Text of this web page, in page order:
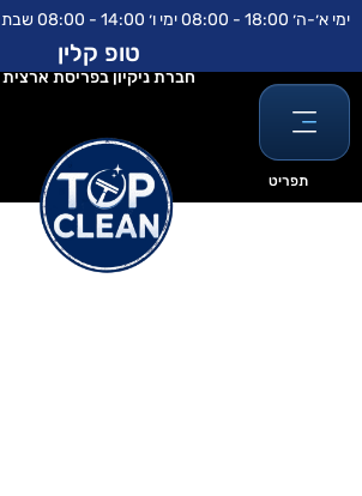
לתוכן
דילוג
ימי א׳-ה׳ 18:00 - 08:00 ימי ו׳ 14:00 - 08:00 שבת וחגים: סגור
תפריט
טופ קלין
חברת ניקיון בפריסת ארצית